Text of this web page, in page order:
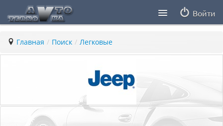
Войти
Статьи
Заметки
Главная / Поиск / Легковые